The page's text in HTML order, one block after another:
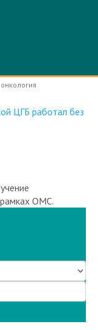
онкология
ЦГБ работал без
ОМС.